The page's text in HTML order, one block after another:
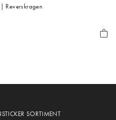
Reverskragen
SORTIMENT